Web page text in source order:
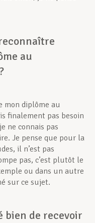
au
mon diplôme au
finalement pas besoin
ne connais pas
Je pense que pour la
il n’est pas
pas, c’est plutôt le
ou dans un autre
sur ce sujet.
bien de recevoir